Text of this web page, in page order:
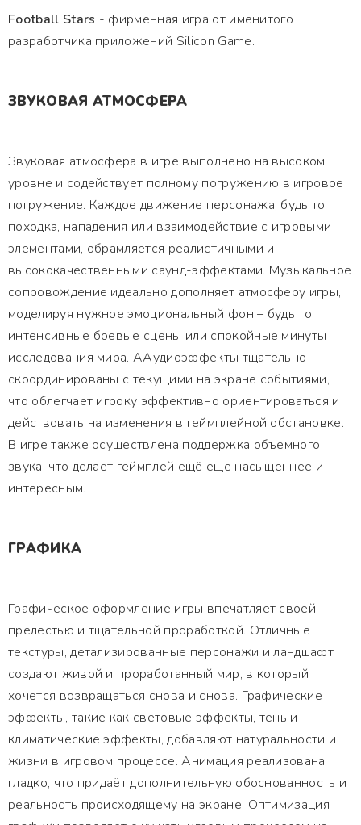
Football Stars - фирменная игра от именитого
разработчика приложений Silicon Game.
ЗВУКОВАЯ АТМОСФЕРА
Звуковая атмосфера в игре выполнено на высоком
уровне и содействует полному погружению в игровое
погружение. Каждое движение персонажа, будь то
походка, нападения или взаимодействие с игровыми
элементами, обрамляется реалистичными и
высококачественными саунд-эффектами. Музыкальное
сопровождение идеально дополняет атмосферу игры,
моделируя нужное эмоциональный фон – будь то
интенсивные боевые сцены или спокойные минуты
исследования мира. ААудиоэффекты тщательно
скоординированы с текущими на экране событиями,
что облегчает игроку эффективно ориентироваться и
действовать на изменения в геймплейной обстановке.
В игре также осуществлена поддержка объемного
звука, что делает геймплей ещё еще насыщеннее и
интересным.
ГРАФИКА
Графическое оформление игры впечатляет своей
прелестью и тщательной проработкой. Отличные
текстуры, детализированные персонажи и ландшафт
создают живой и проработанный мир, в который
хочется возвращаться снова и снова. Графические
эффекты, такие как световые эффекты, тень и
климатические эффекты, добавляют натуральности и
жизни в игровом процессе. Анимация реализована
гладко, что придаёт дополнительную обоснованность и
реальность происходящему на экране. Оптимизация